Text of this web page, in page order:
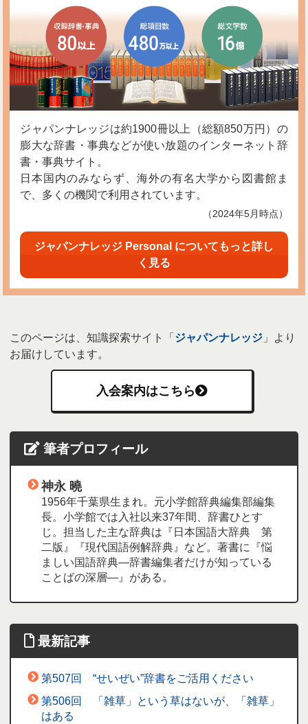
ジャパンナレッジは約1900冊以上（総額850万円）の
膨大な辞書・事典などが使い放題のインターネット辞
書・事典サイト。
日本国内のみならず、海外の有名大学から図書館ま
で、多くの機関で利用されています。
（2024年5月時点）
ジャパンナレッジ Personal についてもっと詳し
く見る
このページは、知識探索サイト「 ジャパンナレッジ 」より
お届けしています。
入会案内はこちら
筆者プロフィール
神永 曉
1956年千葉県生まれ。元小学館辞典編集部編集
長。小学館では入社以来37年間、辞書ひとす
じ。担当した主な辞典は『日本国語大辞典 第
二版』『現代国語例解辞典』など。著書に『悩
ましい国語辞典―辞書編集者だけが知っている
ことばの深層―』がある。
最新記事
第507回 “せいぜい”辞書をご活用ください
第506回 「雑草」という草はないが、「雑草」
はある